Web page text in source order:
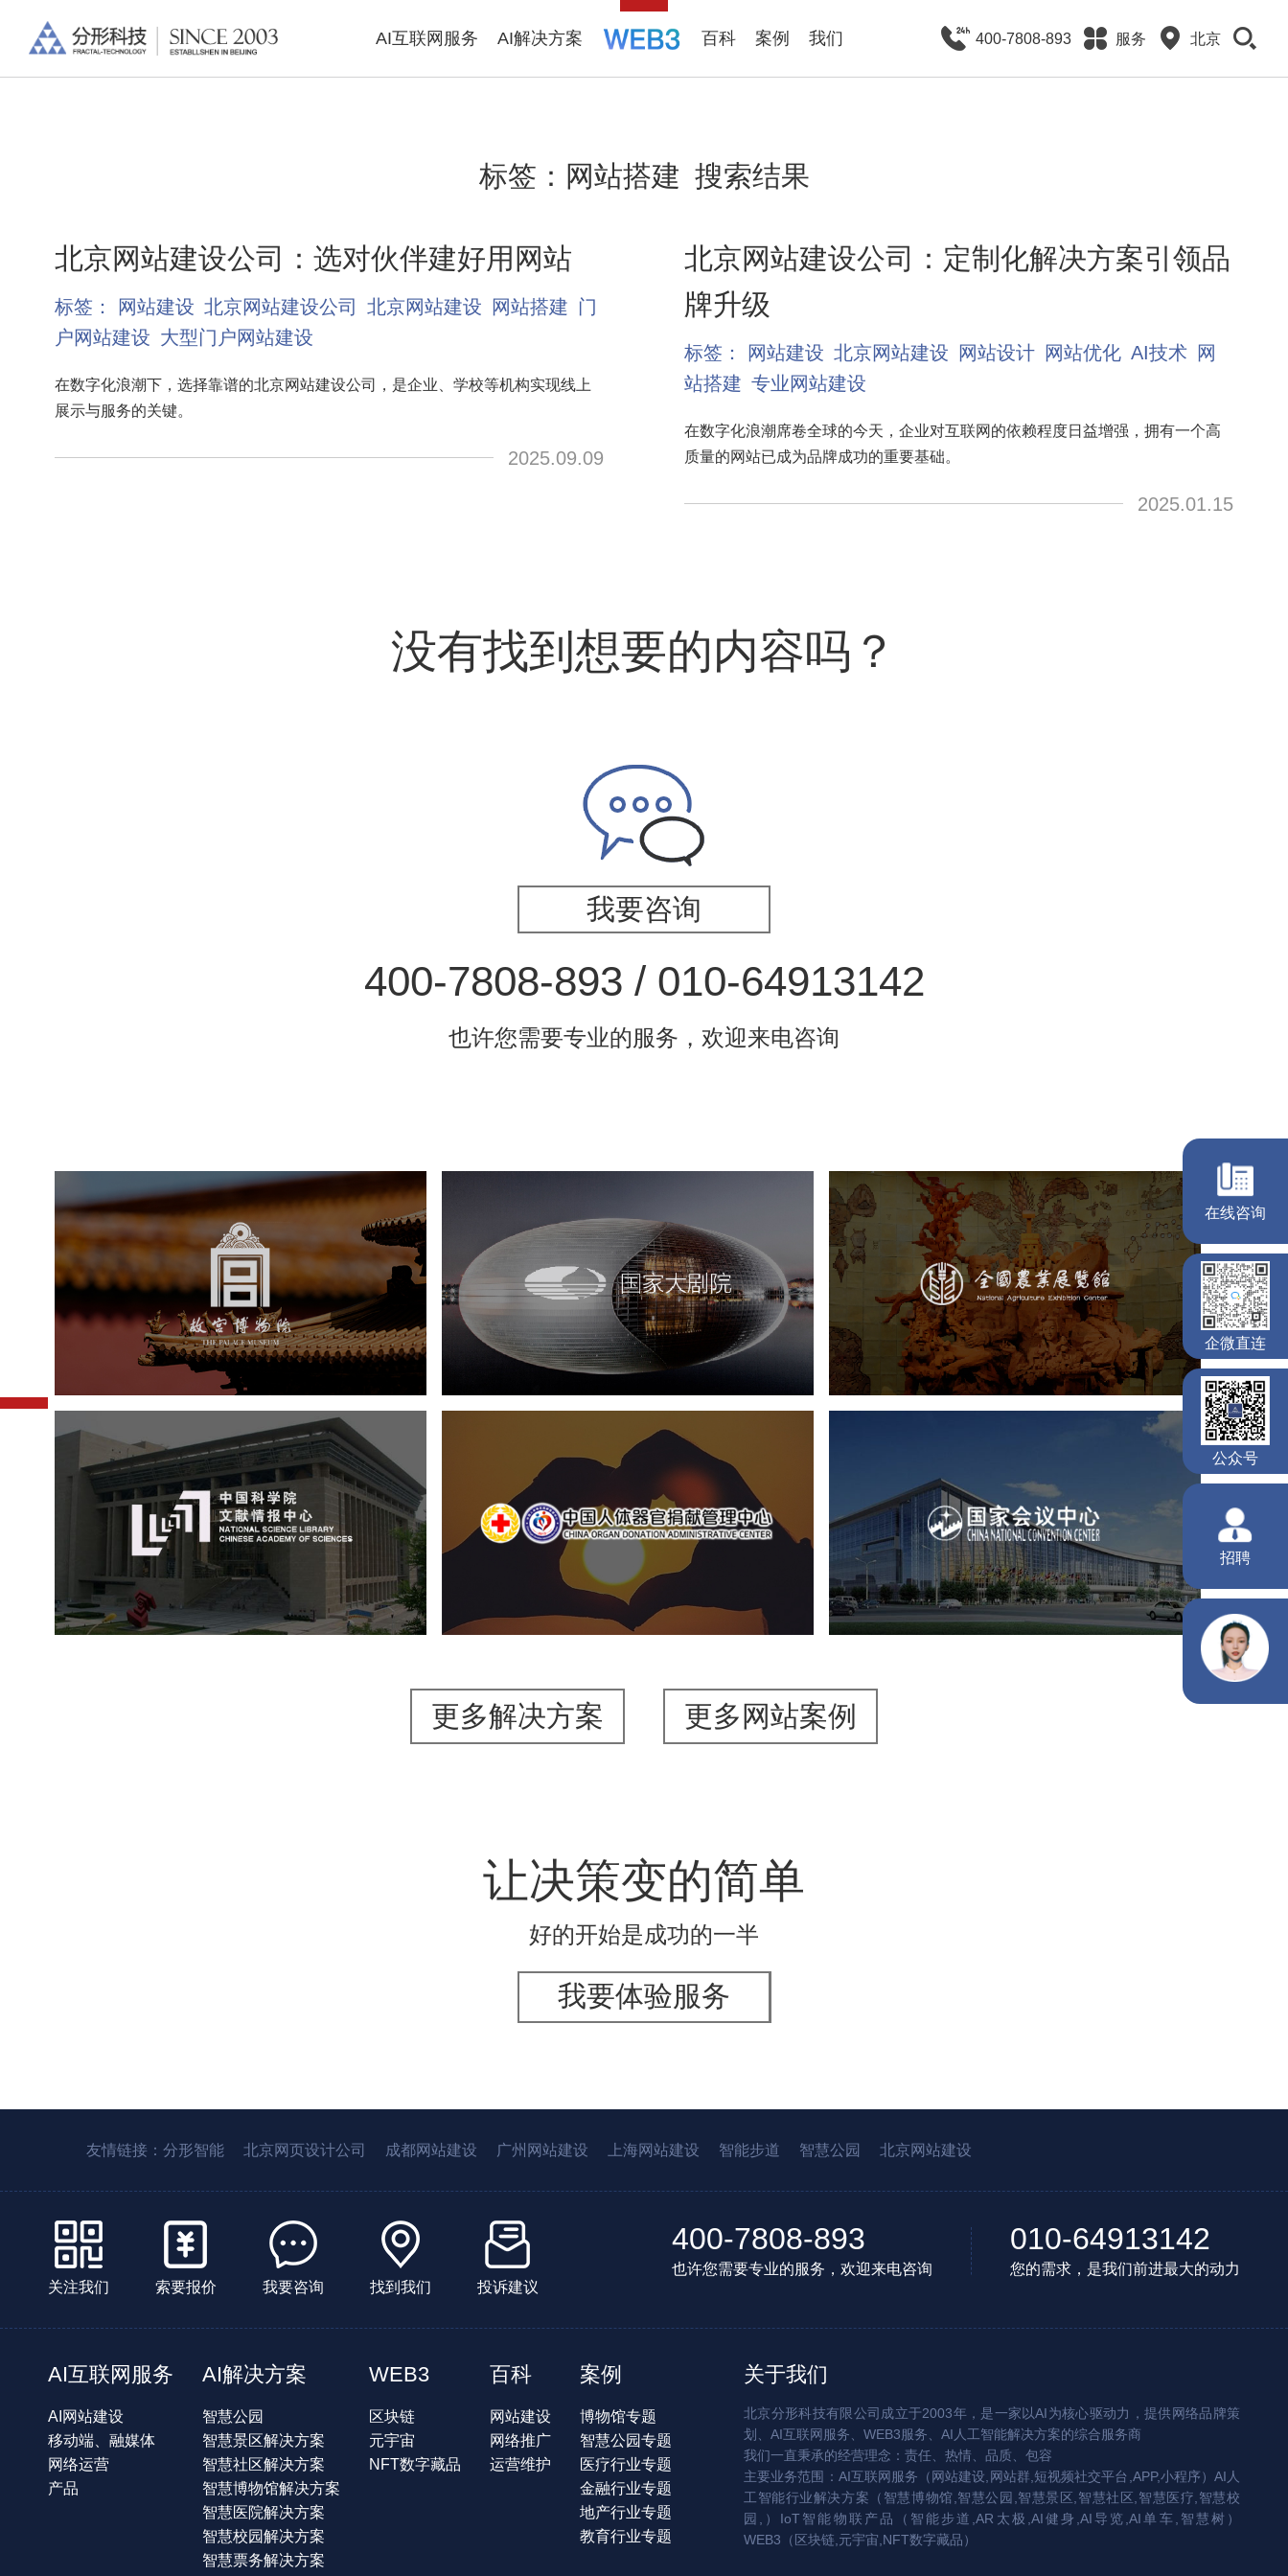
在线咨询
企微直连
公众号
招聘
AI互联网服务 AI解决方案 百科 案例 我们 400-7808-893 服务 北京
标签： 网站搭建 搜索结果
北京网站建设公司：选对伙伴建好用网站
标签： 网站建设 北京网站建设公司 北京网站建设 网站搭建 门
户网站建设 大型门户网站建设
在数字化浪潮下，选择靠谱的北京网站建设公司，是企业、学校等机构实现线上
展示与服务的关键。
2025.09.09
北京网站建设公司：定制化解决方案引领品
牌升级
标签： 网站建设 北京网站建设 网站设计 网站优化 AI技术 网
站搭建 专业网站建设
在数字化浪潮席卷全球的今天，企业对互联网的依赖程度日益增强，拥有一个高
质量的网站已成为品牌成功的重要基础。
2025.01.15
没有找到想要的内容吗？
我要咨询
400-7808-893 / 010-64913142
也许您需要专业的服务，欢迎来电咨询
故宫博物院
文化艺术 博物馆
智慧博物馆
博物馆网站建设
景区网站建设
文创商城
万能专题
网站代运营
国家大剧院
文化艺术 剧院 智慧展馆 展馆网站建设
农业展览馆
文化艺术 展馆网站建设
博物馆展厅设计
数字博物馆建设
展厅空间设计
企业展厅设计
公司展厅设计
北京展厅设计 产品展厅设计
中国科学院文献情报中心
机构组织 网站建设
虚拟展厅
博物馆展厅设计
数字博物馆建设
展厅空间设计
北京展厅设计
产品展厅设计
企业展厅设计
公司展厅设计
中国人体器官捐献管理中心
国企 品牌官网
网站设计
国家会议中心
服务行业 专业服务 网站建设 网站设计
更多解决方案 更多网站案例
让决策变的简单
好的开始是成功的一半
我要体验服务
友情链接： 分形智能 北京网页设计公司 成都网站建设 广州网站建设 上海网站建设 智能步道 智慧公园 北京网站建设
关注我们 索要报价 我要咨询 找到我们 投诉建议
400-7808-893
也许您需要专业的服务，欢迎来电咨询
010-64913142
您的需求，是我们前进最大的动力
AI互联网服务
AI网站建设
移动端、融媒体
网络运营
产品
AI解决方案
智慧公园
智慧景区解决方案
智慧社区解决方案
智慧博物馆解决方案
智慧医院解决方案
智慧校园解决方案
智慧票务解决方案
WEB3
区块链
元宇宙
NFT数字藏品
百科
网站建设
网络推广
运营维护
案例
博物馆专题
智慧公园专题
医疗行业专题
金融行业专题
地产行业专题
教育行业专题
关于我们
北京分形科技有限公司成立于2003年，是一家以AI为核心驱动力，提供网络品牌策
划、AI互联网服务、WEB3服务、AI人工智能解决方案的综合服务商
我们一直秉承的经营理念：责任、热情、品质、包容
主要业务范围：AI互联网服务（网站建设,网站群,短视频社交平台,APP,小程序）AI人
工智能行业解决方案（智慧博物馆,智慧公园,智慧景区,智慧社区,智慧医疗,智慧校
园,）IoT智能物联产品（智能步道,AR太极,AI健身,AI导览,AI单车,智慧树）
WEB3（区块链,元宇宙,NFT数字藏品）